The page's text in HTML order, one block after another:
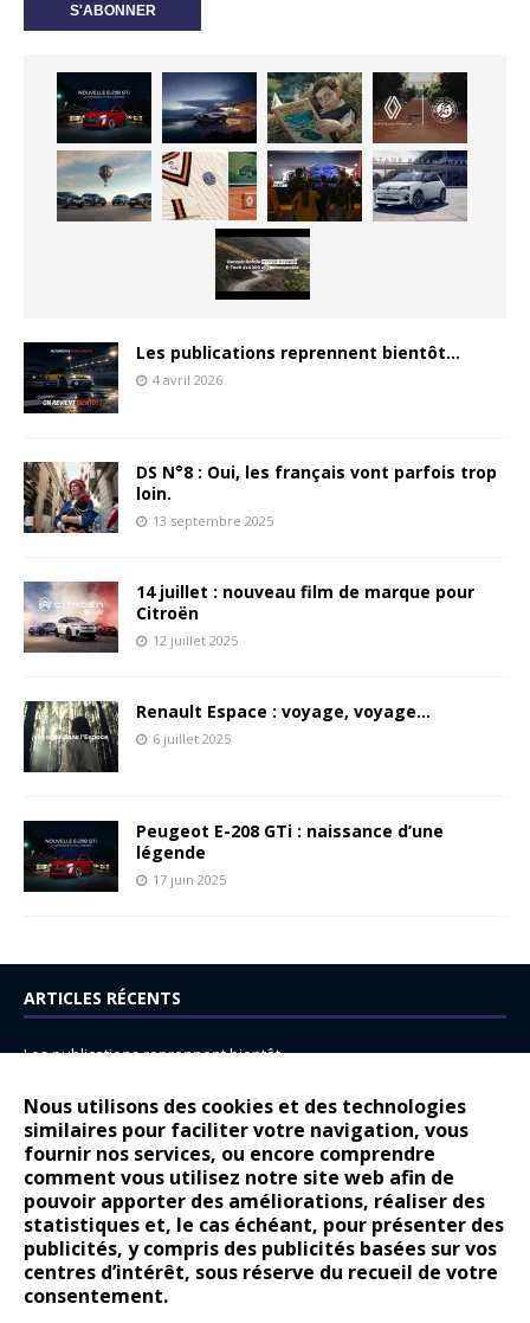
Nous utilisons des cookies et des technologies
similaires pour faciliter votre navigation, vous
fournir nos services, ou encore comprendre
comment vous utilisez notre site web afin de
pouvoir apporter des améliorations, réaliser des
statistiques et, le cas échéant, pour présenter des
publicités, y compris des publicités basées sur vos
centres d’intérêt, sous réserve du recueil de votre
consentement.
Les publications reprennent bientôt…
4 avril 2026
DS N°8 : Oui, les français vont parfois trop
loin.
13 septembre 2025
14 juillet : nouveau film de marque pour
Citroën
12 juillet 2025
Renault Espace : voyage, voyage…
6 juillet 2025
Peugeot E-208 GTi : naissance d’une
légende
17 juin 2025
ARTICLES RÉCENTS
Les publications reprennent bientôt…
14 juillet : nouveau film de marque pour Citroën
Renault Espace : voyage, voyage…
Peugeot E-208 GTi : naissance d’une légende
COMMENTAIRES RÉCENTS
Bernard Dardartdans